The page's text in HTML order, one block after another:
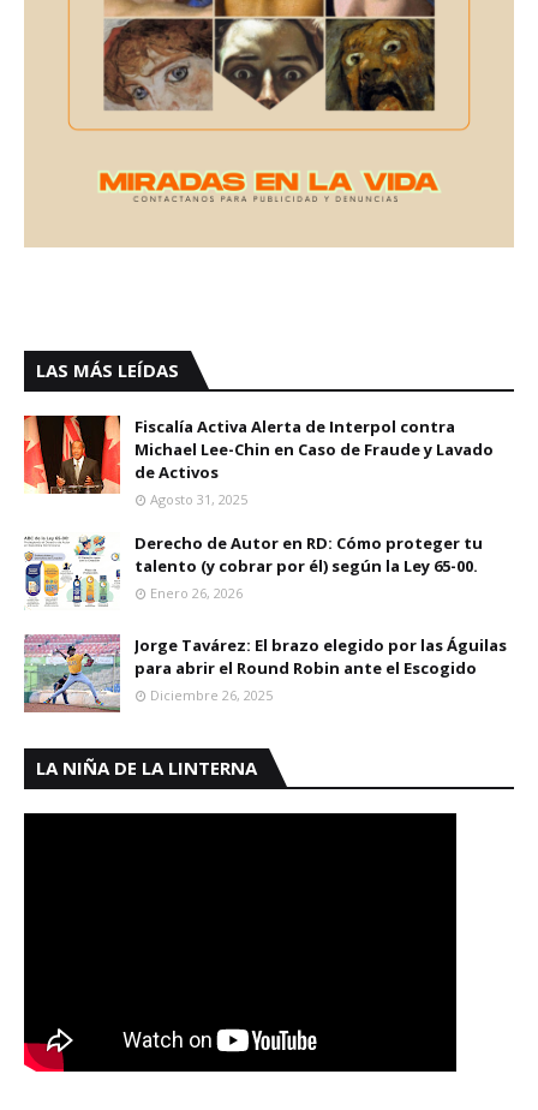
LAS MÁS LEÍDAS
Fiscalía Activa Alerta de Interpol contra
Michael Lee-Chin en Caso de Fraude y Lavado
de Activos
Agosto 31, 2025
Derecho de Autor en RD: Cómo proteger tu
talento (y cobrar por él) según la Ley 65-00.
Enero 26, 2026
Jorge Tavárez: El brazo elegido por las Águilas
para abrir el Round Robin ante el Escogido
Diciembre 26, 2025
LA NIÑA DE LA LINTERNA